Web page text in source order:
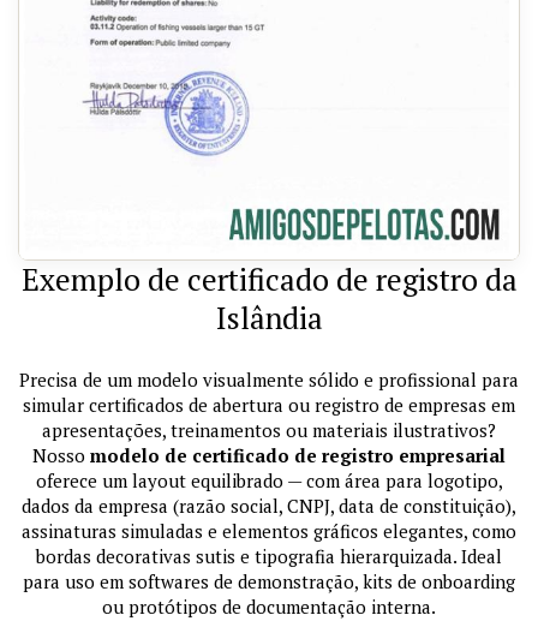
Exemplo de certificado de registro da
Islândia
Precisa de um modelo visualmente sólido e profissional para
simular certificados de abertura ou registro de empresas em
apresentações, treinamentos ou materiais ilustrativos?
Nosso modelo de certificado de registro empresarial
oferece um layout equilibrado — com área para logotipo,
dados da empresa (razão social, CNPJ, data de constituição),
assinaturas simuladas e elementos gráficos elegantes, como
bordas decorativas sutis e tipografia hierarquizada. Ideal
para uso em softwares de demonstração, kits de onboarding
ou protótipos de documentação interna.